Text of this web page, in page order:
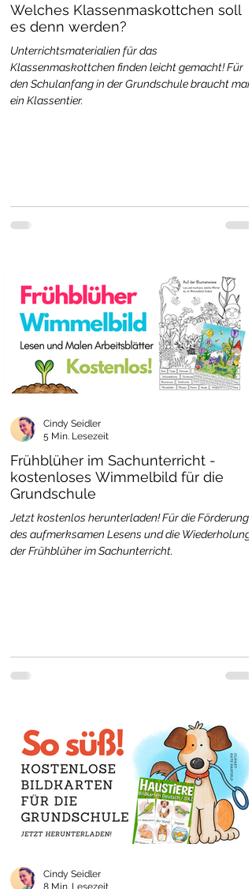
Welches Klassenmaskottchen soll
es denn werden?
Unterrichtsmaterialien für das
Klassenmaskottchen finden leicht gemacht! Für
den Schulanfang in der Grundschule braucht man
ein Klassentier.
Frühblüher im Sachunterricht -
kostenloses Wimmelbild für die
Grundschule
Jetzt kostenlos herunterladen! Für die Förderung
des aufmerksamen Lesens und die Wiederholung
der Frühblüher im Sachunterricht.
Cindy Seidler
5 Min. Lesezeit
Cindy Seidler
8 Min. Lesezeit